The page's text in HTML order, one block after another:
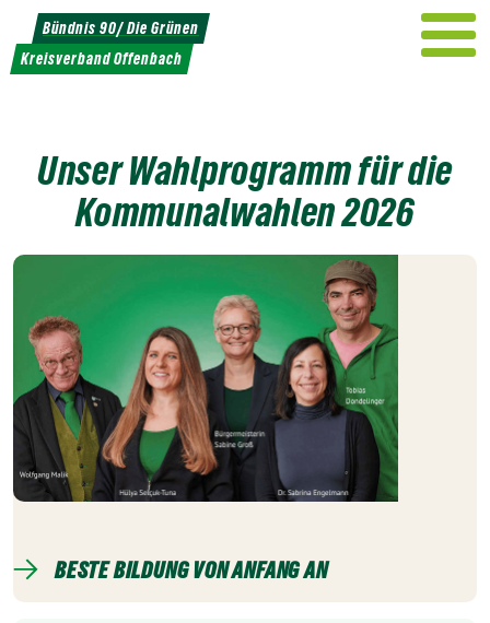
Weiter
zum
Inhalt
Bündnis 90/ Die Grünen
Kreisverband Offenbach
Unser Wahlprogramm für die
Kommunalwahlen 2026
BESTE BILDUNG VON ANFANG AN